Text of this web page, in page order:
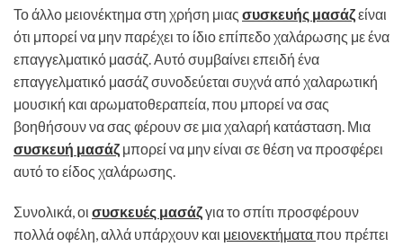
Το άλλο μειονέκτημα στη χρήση μιας συσκευής μασάζείναι
ότι μπορεί να μην παρέχει το ίδιο επίπεδο χαλάρωσης με ένα
επαγγελματικό μασάζ. Αυτό συμβαίνει επειδή ένα
επαγγελματικό μασάζ συνοδεύεται συχνά από χαλαρωτική
μουσική και αρωματοθεραπεία, που μπορεί να σας
βοηθήσουν να σας φέρουν σε μια χαλαρή κατάσταση. Μια
συσκευή μασάζ μπορεί να μην είναι σε θέση να προσφέρει
αυτό το είδος χαλάρωσης.
Συνολικά, οι συσκευές μασάζγια το σπίτι προσφέρουν
πολλά οφέλη, αλλά υπάρχουν και μειονεκτήματαπου πρέπει